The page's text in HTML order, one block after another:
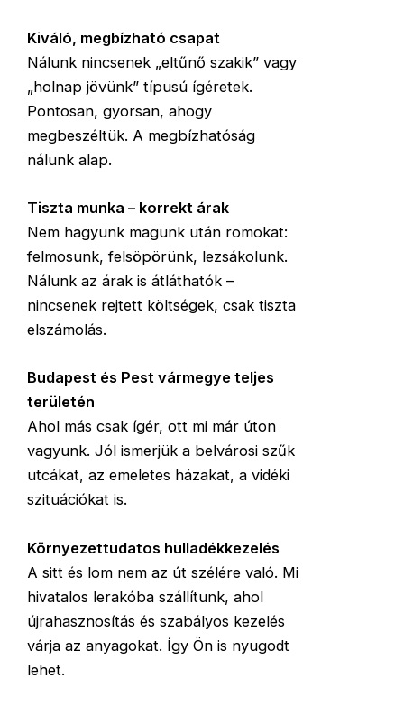
Kiváló, megbízható csapat
Nálunk nincsenek „eltűnő szakik” vagy
„holnap jövünk” típusú ígéretek.
Pontosan, gyorsan, ahogy
megbeszéltük. A megbízhatóság
nálunk alap.
Tiszta munka – korrekt árak
Nem hagyunk magunk után romokat:
felmosunk, felsöpörünk, lezsákolunk.
Nálunk az árak is átláthatók –
nincsenek rejtett költségek, csak tiszta
elszámolás.
Budapest és Pest vármegye teljes
területén
Ahol más csak ígér, ott mi már úton
vagyunk. Jól ismerjük a belvárosi szűk
utcákat, az emeletes házakat, a vidéki
szituációkat is.
Környezettudatos hulladékkezelés
A sitt és lom nem az út szélére való. Mi
hivatalos lerakóba szállítunk, ahol
újrahasznosítás és szabályos kezelés
várja az anyagokat. Így Ön is nyugodt
lehet.